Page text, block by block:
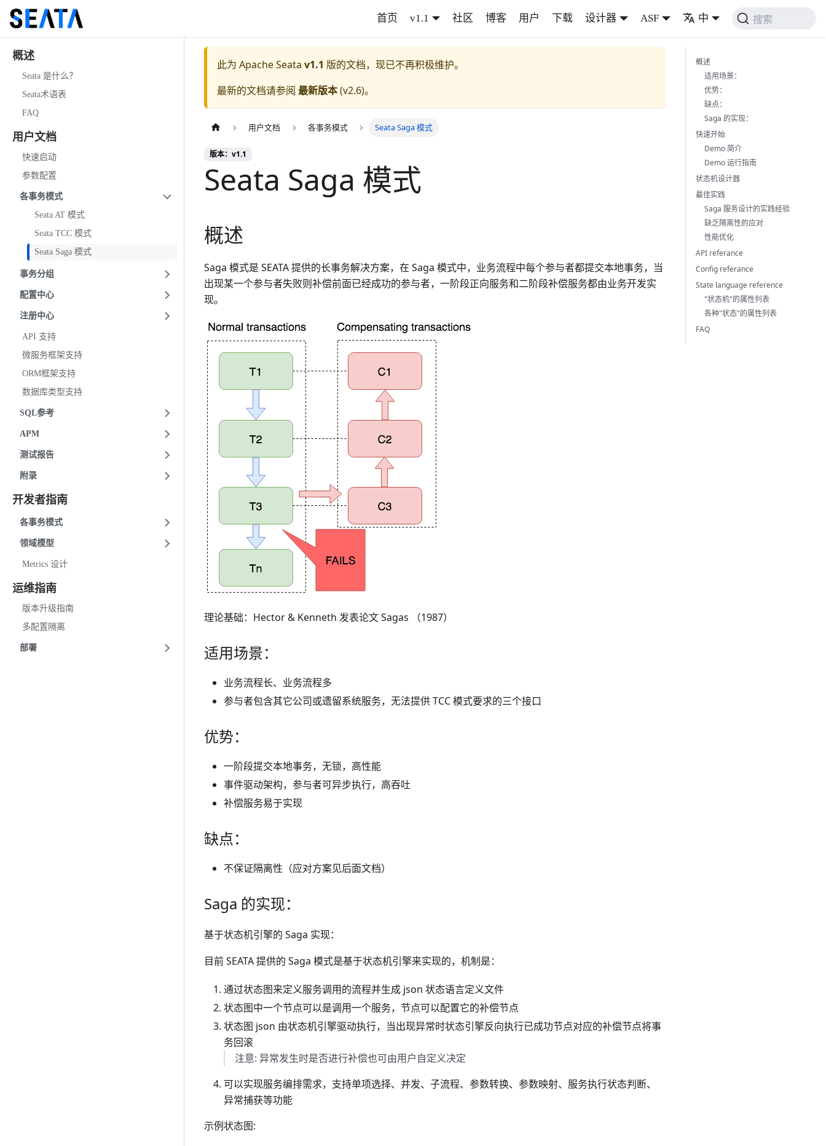
首页 v1.1 社区 博客 用户 下载 设计器 ASF 中 搜索
概述
Seata 是什么？
Seata术语表
FAQ
用户文档
快速启动
参数配置
各事务模式
Seata AT 模式
Seata TCC 模式
Seata Saga 模式
事务分组
配置中心
注册中心
API 支持
微服务框架支持
ORM框架支持
数据库类型支持
SQL参考
APM
测试报告
附录
开发者指南
各事务模式
领域模型
Metrics 设计
运维指南
版本升级指南
多配置隔离
部署
此为 Apache Seata v1.1 版的文档，现已不再积极维护。
最新的文档请参阅 最新版本(v2.6)。
用户文档 各事务模式 Seata Saga 模式
版本：v1.1
Seata Saga 模式
概述
Saga 模式是 SEATA 提供的长事务解决方案，在 Saga 模式中，业务流程中每个参与者都提交本地事务，当
出现某一个参与者失败则补偿前面已经成功的参与者，一阶段正向服务和二阶段补偿服务都由业务开发实
现。
理论基础：Hector & Kenneth 发表论⽂ Sagas （1987）
适用场景：
业务流程长、业务流程多
参与者包含其它公司或遗留系统服务，无法提供 TCC 模式要求的三个接口
优势：
一阶段提交本地事务，无锁，高性能
事件驱动架构，参与者可异步执行，高吞吐
补偿服务易于实现
缺点：
不保证隔离性（应对方案见后面文档）
Saga 的实现：
基于状态机引擎的 Saga 实现：
目前 SEATA 提供的 Saga 模式是基于状态机引擎来实现的，机制是：
通过状态图来定义服务调用的流程并生成 json 状态语言定义文件
状态图中一个节点可以是调用一个服务，节点可以配置它的补偿节点
状态图 json 由状态机引擎驱动执行，当出现异常时状态引擎反向执行已成功节点对应的补偿节点将事
务回滚
注意: 异常发生时是否进行补偿也可由用户自定义决定
可以实现服务编排需求，支持单项选择、并发、子流程、参数转换、参数映射、服务执行状态判断、
异常捕获等功能
示例状态图:
概述
适用场景：
优势：
缺点：
Saga 的实现：
快速开始
Demo 简介
Demo 运行指南
状态机设计器
最佳实践
Saga 服务设计的实践经验
缺乏隔离性的应对
性能优化
API referance
Config referance
State language reference
"状态机"的属性列表
各种"状态"的属性列表
FAQ